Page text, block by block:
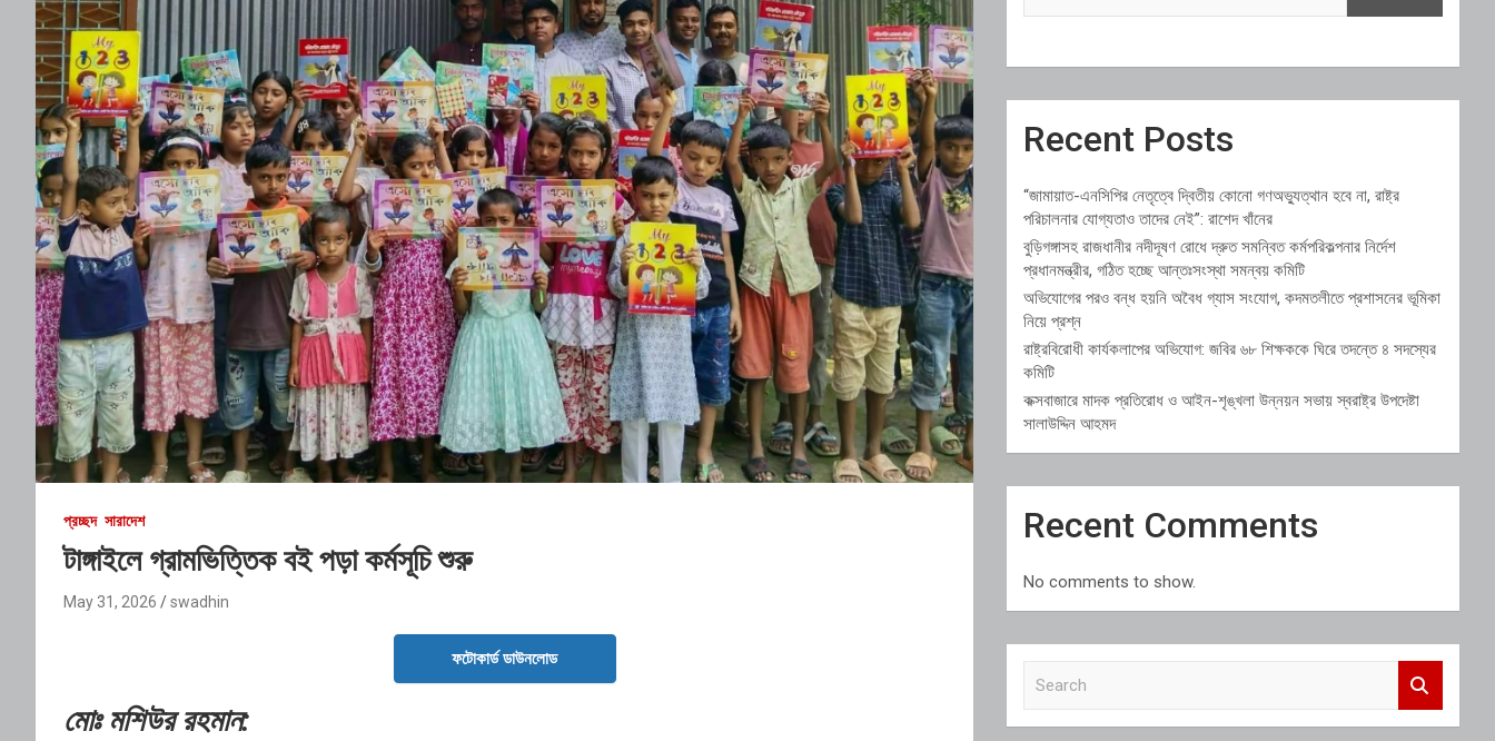
প্রচ্ছদ সারাদেশ
টাঙ্গাইলে গ্রামভিত্তিক বই পড়া কর্মসূচি শুরু
May 31, 2026 swadhin
ফটোকার্ড ডাউনলোড
মোঃ মশিউর রহমান:
Recent Posts
“জামায়াত-এনসিপির নেতৃত্বে দ্বিতীয় কোনো গণঅভ্যুত্থান হবে না, রাষ্ট্র
পরিচালনার যোগ্যতাও তাদের নেই”: রাশেদ খাঁনের
বুড়িগঙ্গাসহ রাজধানীর নদীদূষণ রোধে দ্রুত সমন্বিত কর্মপরিকল্পনার নির্দেশ
প্রধানমন্ত্রীর, গঠিত হচ্ছে আন্তঃসংস্থা সমন্বয় কমিটি
অভিযোগের পরও বন্ধ হয়নি অবৈধ গ্যাস সংযোগ, কদমতলীতে প্রশাসনের ভূমিকা
নিয়ে প্রশ্ন
রাষ্ট্রবিরোধী কার্যকলাপের অভিযোগ: জবির ৬৮ শিক্ষককে ঘিরে তদন্তে ৪ সদস্যের
কমিটি
কক্সবাজারে মাদক প্রতিরোধ ও আইন-শৃঙ্খলা উন্নয়ন সভায় স্বরাষ্ট্র উপদেষ্টা
সালাউদ্দিন আহমদ
Recent Comments
No comments to show.